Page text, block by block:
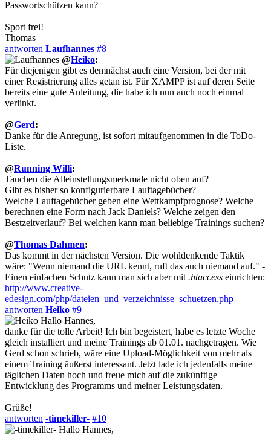
Passwortschützen kann?
Sport frei!
Thomas
antworten Laufhannes #8
@Heiko:
Für diejenigen gibt es demnächst auch eine Version, bei der mit
einer Registrierung alles getan ist. Für XAMPP ist auf deren Seite
bereits eine gute Anleitung, die habe ich nun auch noch einmal
verlinkt.
@Gerd:
Danke für die Anregung, ist sofort mitaufgenommen in die ToDo-
Liste.
@Running Willi:
Tauchen die Alleinstellungsmerkmale nicht oben auf?
Gibt es bisher so konfigurierbare Lauftagebücher?
Welche Lauftagebücher geben eine Wettkampfprognose? Welche
berechnen eine Form nach Jack Daniels? Welche zeigen den
Bestzeitverlauf? Bei welchen kann man beliebige Trainings suchen?
@Thomas Dahmen:
Das kommt in der nächsten Version. Die wohldenkende Taktik
wäre: "Wenn niemand die URL kennt, ruft das auch niemand auf." -
Einen einfachen Schutz kann man sich aber mit .htaccess einrichten:
http://www.creative-
edesign.com/php/dateien_und_verzeichnisse_schuetzen.php
antworten Heiko #9
Hallo Hannes,
danke für die tolle Arbeit! Ich bin begeistert, habe es letzte Woche
gleich installiert und meine Trainings ab 01.01. nachgetragen. Wie
Gerd schon schrieb, wäre eine Upload-Möglichkeit von mehr als
einem Training äußerst interessant. Jetzt lade ich jedenfalls meine
täglichen Daten hoch und freue mich auf die zukünftige
Entwicklung des Programms und meiner Leistungsdaten.
Grüße!
antworten -timekiller- #10
Hallo Hannes,